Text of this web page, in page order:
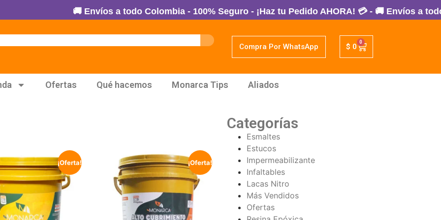
🚚 Envíos a todo Colombia - 100% Seguro - ¡Haz tu Pedido AHORA! 💳 - 🚚 Envíos a todo
Compra Por WhatsApp $ 0 0
Ofertas Qué hacemos Monarca Tips Aliados
¡Oferta! ¡Oferta!
Categorías
Esmaltes
Estucos
Impermeabilizante
Infaltables
Lacas Nitro
Más Vendidos
Ofertas